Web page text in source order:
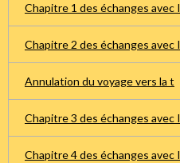
Chapitre 1 des échanges avec I
Chapitre 2 des échanges avec I
Annulation du voyage vers la t
Chapitre 3 des échanges avec I
Chapitre 4 des échanges avec I